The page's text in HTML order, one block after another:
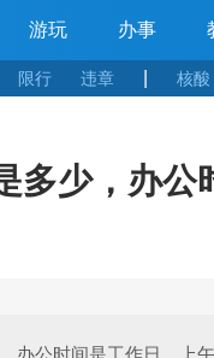
游玩 办事
限行 违章 核酸
多少，办公
办公时间是工作日，上